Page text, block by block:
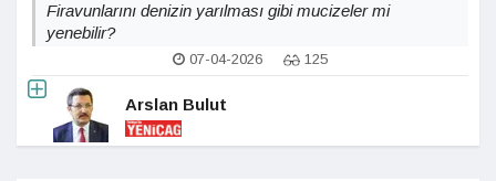
Firavunlarını denizin yarılması gibi mucizeler mi
yenebilir?
07-04-2026 125
Arslan Bulut